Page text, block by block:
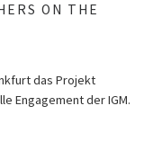
ON THE
das Projekt
Engagement der IGM.